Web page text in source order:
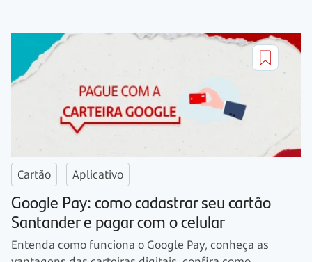
Cartão Aplicativo
Google Pay: como cadastrar seu cartão
Santander e pagar com o celular
Entenda como funciona o Google Pay, conheça as